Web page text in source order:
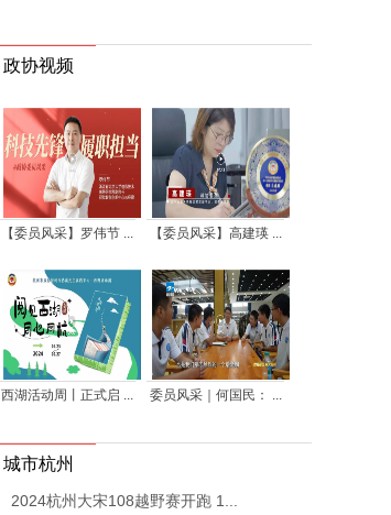
政协视频
【委员风采】罗伟节 ... 【委员风采】高建瑛 ...
西湖活动周丨正式启 ... 委员风采｜何国民： ...
城市杭州
2024杭州大宋108越野赛开跑 1...